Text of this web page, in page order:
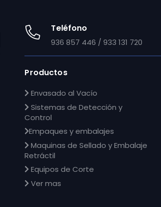
Teléfono
936 857 446 / 933 131 720
Productos
Envasado al Vacío
Sistemas de Detección y
Control
Empaques y embalajes
Maquinas de Sellado y Embalaje
Retráctil
Equipos de Corte
Ver mas